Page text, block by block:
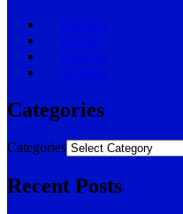
Deutsch
English
Français
Svenska
Categories
Categories
Recent Posts